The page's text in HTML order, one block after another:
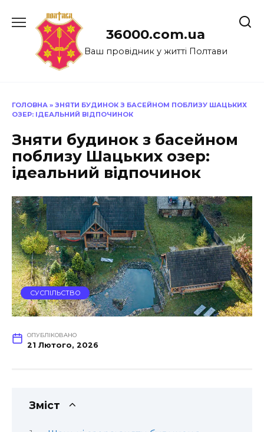
до
36000.com.ua
Ваш провідник у житті Полтави
ГОЛОВНА » ЗНЯТИ БУДИНОК З БАСЕЙНОМ ПОБЛИЗУ ШАЦЬКИХ
ОЗЕР: ІДЕАЛЬНИЙ ВІДПОЧИНОК
Зняти будинок з басейном
поблизу Шацьких озер:
ідеальний відпочинок
СУСПІЛЬСТВО
ОПУБЛІКОВАНО
21 Лютого, 2026
Зміст